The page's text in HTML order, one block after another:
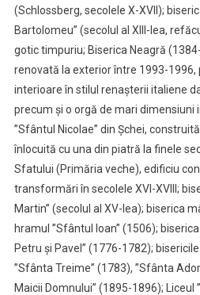
(Schlossberg, secolele X-XVII);
Bartolomeu” (secolul al XIII-lea,
gotic timpuriu; Biserica Neagră
renovată la exterior între 1993-
interioare în stilul renașterii italiene
precum și o orgă de mari dimensiuni
”Sfântul Nicolae” din Șchei,
înlocuită cu una din piatră la finele
Sfatului (Primăria veche), edificiu
transformări în secolele XVI-XVIII;
Martin” (secolul al XV-lea); biserica
hramul ”Sfântul Ioan” (1506);
Petru și Pavel” (1776-1782);
”Sfânta Treime” (1783), ”Sfânta
Maicii Domnului” (1895-1896); Liceul